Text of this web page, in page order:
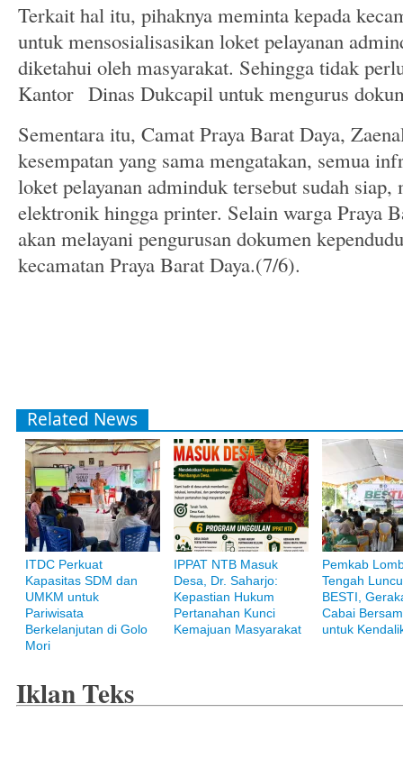
Terkait hal itu, pihaknya meminta kepada
untuk mensosialisasikan loket pelayanan
diketahui oleh masyarakat. Sehingga tidak
Kantor Dinas Dukcapil untuk mengurus
Sementara itu, Camat Praya Barat Daya,
kesempatan yang sama mengatakan, semua
loket pelayanan adminduk tersebut sudah
elektronik hingga printer. Selain warga Praya
akan melayani pengurusan dokumen
kecamatan Praya Barat Daya.(7/6).
Related News
ITDC Perkuat
Kapasitas SDM dan
UMKM untuk
Pariwisata
Berkelanjutan di Golo
Mori
IPPAT NTB Masuk
Desa, Dr. Saharjo:
Kepastian Hukum
Pertanahan Kunci
Kemajuan Masyarakat
Pemkab
Tengah
BESTI,
Cabai
untuk
Iklan Teks
Bank Muamalat
Raih ketenangan dengan akses yang luas di Bank Muamalat